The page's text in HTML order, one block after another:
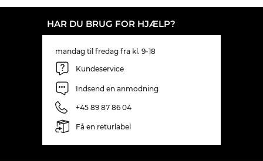
HAR DU BRUG FOR HJÆLP?
mandag til fredag fra kl. 9-18
Kundeservice
Indsend en anmodning
+45 89 87 86 04
Få en returlabel